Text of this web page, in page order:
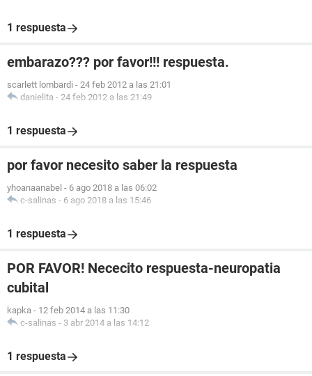
1 respuesta
embarazo??? por favor!!! respuesta.
scarlett lombardi - 24 feb 2012 a las 21:01
danielita - 24 feb 2012 a las 21:49
1 respuesta
por favor necesito saber la respuesta
yhoanaanabel - 6 ago 2018 a las 06:02
c-salinas - 6 ago 2018 a las 15:46
1 respuesta
POR FAVOR! Nececito respuesta-neuropatia
cubital
kapka - 12 feb 2014 a las 11:30
c-salinas - 3 abr 2014 a las 14:12
1 respuesta